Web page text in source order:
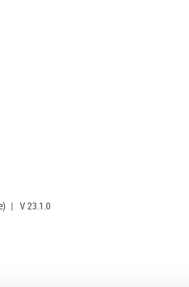
| V 23.1.0